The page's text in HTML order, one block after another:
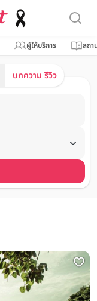
ผู้ให้บริการ สถา
บทความ รีวิว